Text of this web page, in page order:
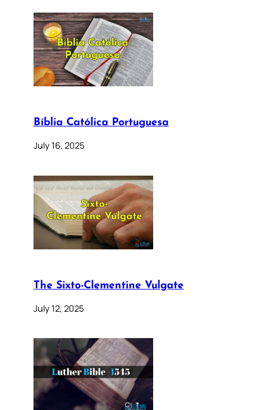
Bíblia Católica Portuguesa
July 16, 2025
The Sixto-Clementine Vulgate
July 12, 2025